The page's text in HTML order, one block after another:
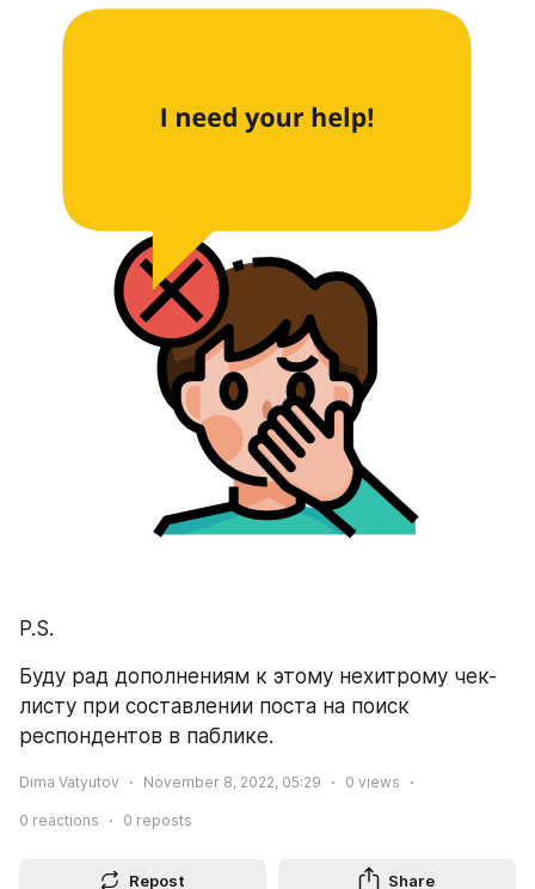
P.S.
Буду рад дополнениям к этому нехитрому чек-
листу при составлении поста на поиск
респондентов в паблике.
Dima Vatyutov November 8, 2022, 05:29 0 views
0 reactions 0 reposts
Repost Share